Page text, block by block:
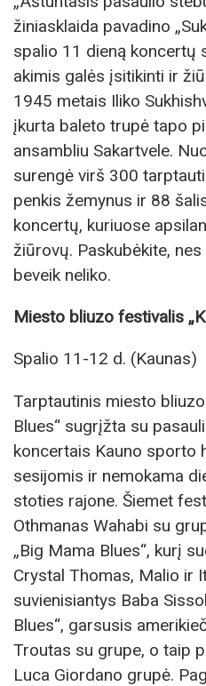
žiniasklaida pavadino
spalio 11 dieną koncertų
akimis galės įsitikinti ir
1945 metais Iliko
įkurta baleto trupė tapo
ansambliu Sakartvele.
surengė virš 300
penkis žemynus ir 88
koncertų, kuriuose
žiūrovų. Paskubėkite,
beveik neliko.
Miesto bliuzo festivalis „
Spalio 11-12 d. (Kaunas)
Tarptautinis miesto
Blues“ sugrįžta su
koncertais Kauno sporto
sesijomis ir nemokama
stoties rajone. Šiemet
Othmanas Wahabi su
„Big Mama Blues“, kurį
Crystal Thomas, Malio ir
suvienisiantys Baba
Blues“, garsusis
Troutas su grupe, o taip
Luca Giordano grupė.